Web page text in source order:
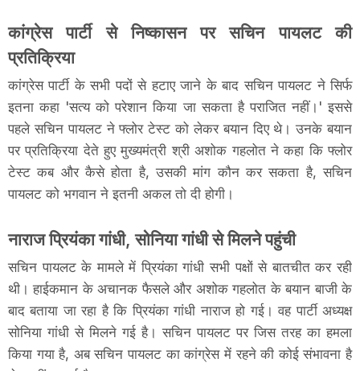
कांग्रेस पार्टी से निष्कासन पर सचिन पायलट की
प्रतिक्रिया
कांग्रेस पार्टी के सभी पदों से हटाए जाने के बाद सचिन पायलट ने सिर्फ
इतना कहा 'सत्य को परेशान किया जा सकता है पराजित नहीं।' इससे
पहले सचिन पायलट ने फ्लोर टेस्ट को लेकर बयान दिए थे। उनके बयान
पर प्रतिक्रिया देते हुए मुख्यमंत्री श्री अशोक गहलोत ने कहा कि फ्लोर
टेस्ट कब और कैसे होता है, उसकी मांग कौन कर सकता है, सचिन
पायलट को भगवान ने इतनी अकल तो दी होगी।
नाराज प्रियंका गांधी, सोनिया गांधी से मिलने पहुंची
सचिन पायलट के मामले में प्रियंका गांधी सभी पक्षों से बातचीत कर रही
थी। हाईकमान के अचानक फैसले और अशोक गहलोत के बयान बाजी के
बाद बताया जा रहा है कि प्रियंका गांधी नाराज हो गई। वह पार्टी अध्यक्ष
सोनिया गांधी से मिलने गई है। सचिन पायलट पर जिस तरह का हमला
किया गया है, अब सचिन पायलट का कांग्रेस में रहने की कोई संभावना है